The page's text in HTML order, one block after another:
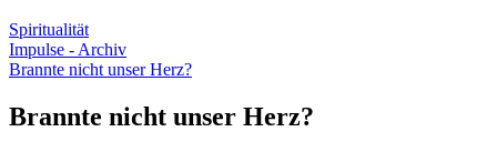
Spiritualität
Impulse - Archiv
Brannte nicht unser Herz?
Brannte nicht unser Herz?